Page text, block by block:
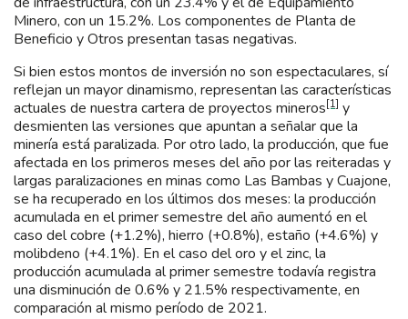
Minero, con un 15.2%. Los componentes de Planta de
Beneficio y Otros presentan tasas negativas.
Si bien estos montos de inversión no son espectaculares, sí
reflejan un mayor dinamismo, representan las características
actuales de nuestra cartera de proyectos mineros[1] y
desmienten las versiones que apuntan a señalar que la
minería está paralizada. Por otro lado, la producción, que fue
afectada en los primeros meses del año por las reiteradas y
largas paralizaciones en minas como Las Bambas y Cuajone,
se ha recuperado en los últimos dos meses: la producción
acumulada en el primer semestre del año aumentó en el
caso del cobre (+1.2%), hierro (+0.8%), estaño (+4.6%) y
molibdeno (+4.1%). En el caso del oro y el zinc, la
producción acumulada al primer semestre todavía registra
una disminución de 0.6% y 21.5% respectivamente, en
comparación al mismo período de 2021.